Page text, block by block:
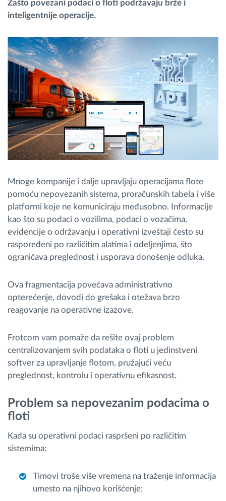
Automatska identifikacija vozača
Otkrijte sve funkcije
Kako rešavamo sve aktivnosti voznog parka
Kalkulator uštede
Zašto povezani podaci o floti podržavaju brže i
inteligentnije operacije.
Mnoge kompanije i dalje upravljaju operacijama flote
pomoću nepovezanih sistema, proračunskih tabela i više
platformi koje ne komuniciraju međusobno. Informacije
kao što su podaci o vozilima, podaci o vozačima,
evidencije o održavanju i operativni izveštaji često su
raspoređeni po različitim alatima i odeljenjima, što
ograničava preglednost i usporava donošenje odluka.
Ova fragmentacija povećava administrativno
opterećenje, dovodi do grešaka i otežava brzo
reagovanje na operativne izazove.
Frotcom vam pomaže da rešite ovaj problem
centralizovanjem svih podataka o floti u jedinstveni
softver za upravljanje flotom, pružajući veću
preglednost, kontrolu i operativnu efikasnost.
Problem sa nepovezanim podacima o
floti
Kada su operativni podaci raspršeni po različitim
sistemima:
Timovi troše više vremena na traženje informacija
umesto na njihovo korišćenje;